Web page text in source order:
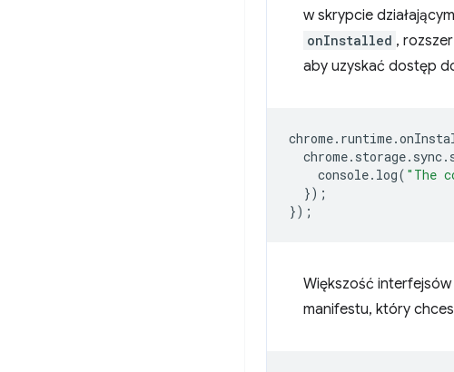
w skrypcie
onInstalled ,
aby uzyskać dostęp
chrome. runtime.
chrome. storage. sync.
console. log( "The
});
});
Większość interfejsów
manifestu, który